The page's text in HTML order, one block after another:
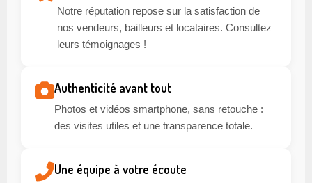
Notre réputation repose sur la satisfaction de
nos vendeurs, bailleurs et locataires. Consultez
leurs témoignages !
Authenticité avant tout
Photos et vidéos smartphone, sans retouche :
des visites utiles et une transparence totale.
Une équipe à votre écoute